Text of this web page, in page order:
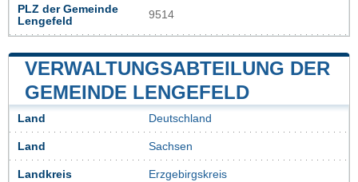
PLZ der Gemeinde
Lengefeld
9514
VERWALTUNGSABTEILUNG DER
GEMEINDE LENGEFELD
Land Deutschland
Land Sachsen
Landkreis Erzgebirgskreis